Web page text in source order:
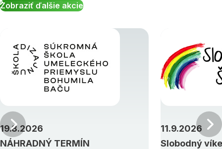
Zobraziť ďalšie akcie
NÁHRADNÝ TERMÍN
19.8.2026
Slobodný
11.9.2026
Predchádzajúci